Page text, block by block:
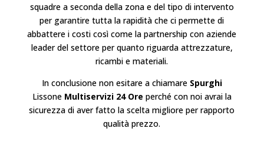
squadre a seconda della zona e del tipo di intervento
per garantire tutta la rapidità che ci permette di
abbattere i costi così come la partnership con aziende
leader del settore per quanto riguarda attrezzature,
ricambi e materiali.
In conclusione non esitare a chiamare Spurghi
Lissone Multiservizi 24 Ore perché con noi avrai la
sicurezza di aver fatto la scelta migliore per rapporto
qualità prezzo.